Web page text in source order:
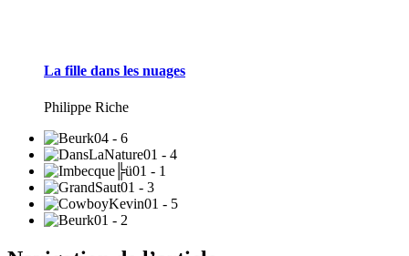
La fille dans les nuages
Philippe Riche